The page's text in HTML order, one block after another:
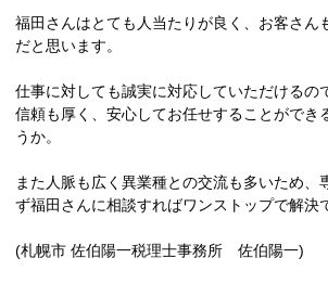
福田さんはとても人当たりが良く、お客さん
だと思います。
仕事に対しても誠実に対応していただけるの
信頼も厚く、安心してお任せすることができ
うか。
また人脈も広く異業種との交流も多いため、
ず福田さんに相談すればワンストップで解決
(札幌市 佐伯陽一税理士事務所 佐伯陽一)